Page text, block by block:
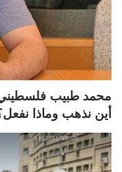
محمد طبيب فلسطيني
أين نذهب وماذا